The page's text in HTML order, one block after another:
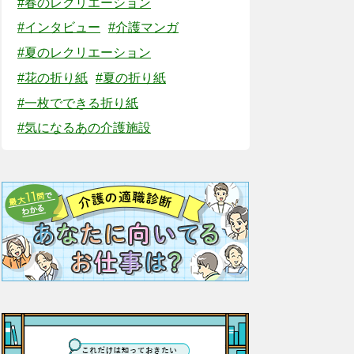
#インタビュー
#介護マンガ
#夏のレクリエーション
#花の折り紙 #夏の折り紙
#一枚でできる折り紙
#気になるあの介護施設